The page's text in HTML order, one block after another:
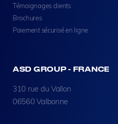
Témoignages clients
Brochures
Paiement sécurisé en ligne
ASD GROUP - FRANCE
310 rue du Vallon
06560 Valbonne